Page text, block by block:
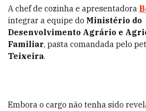
A chef de cozinha e apresentadora
integrar a equipe do Ministério do
Desenvolvimento Agrário e
Familiar, pasta comandada pelo
Teixeira.
Embora o cargo não tenha sido